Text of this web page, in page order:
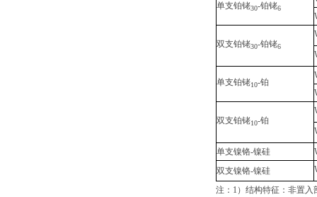
单支铂铑30-铂铑6
双支铂铑30-铂铑6
单支铂铑10-铂
双支铂铑10-铂
单支镍铬-镍硅
双支镍铬-镍硅
注：1）结构特征：非置入